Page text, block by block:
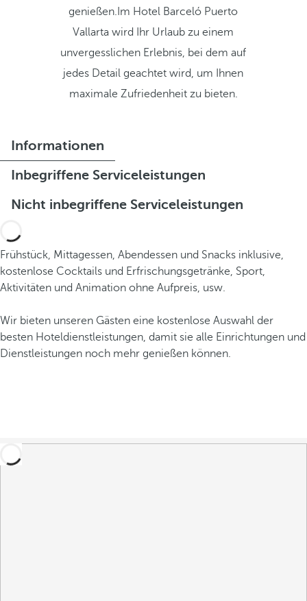
genießen.Im Hotel Barceló Puerto
Vallarta wird Ihr Urlaub zu einem
unvergesslichen Erlebnis, bei dem auf
jedes Detail geachtet wird, um Ihnen
maximale Zufriedenheit zu bieten.
Informationen
Inbegriffene Serviceleistungen
Nicht inbegriffene Serviceleistungen
Frühstück, Mittagessen, Abendessen und Snacks inklusive,
kostenlose Cocktails und Erfrischungsgetränke, Sport,
Aktivitäten und Animation ohne Aufpreis, usw.
Wir bieten unseren Gästen eine kostenlose Auswahl der
besten Hoteldienstleistungen, damit sie alle Einrichtungen und
Dienstleistungen noch mehr genießen können.